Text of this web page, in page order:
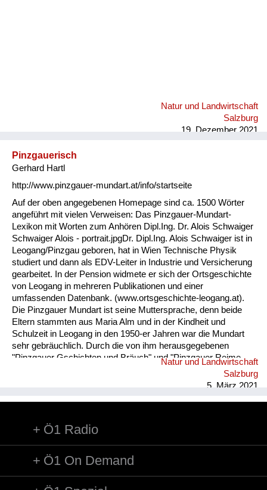
Natur und Landwirtschaft
Salzburg
19. Dezember 2021
Pinzgauerisch
Gerhard Hartl
http://www.pinzgauer-mundart.at/info/startseite
Auf der oben angegebenen Homepage sind ca. 1500 Wörter
angeführt mit vielen Verweisen: Das Pinzgauer-Mundart-
Lexikon mit Worten zum Anhören Dipl.Ing. Dr. Alois Schwaiger
Schwaiger Alois - portrait.jpgDr. Dipl.Ing. Alois Schwaiger ist in
Leogang/Pinzgau geboren, hat in Wien Technische Physik
studiert und dann als EDV-Leiter in Industrie und Versicherung
gearbeitet. In der Pension widmete er sich der Ortsgeschichte
von Leogang in mehreren Publikationen und einer
umfassenden Datenbank. (www.ortsgeschichte-leogang.at).
Die Pinzgauer Mundart ist seine Muttersprache, denn beide
Eltern stammten aus Maria Alm und in der Kindheit und
Schulzeit in Leogang in den 1950-er Jahren war die Mundart
sehr gebräuchlich. Durch die von ihm herausgegebenen
"Pinzgauer Gschichten und Bräuch" und "Pinzgauer Reime,
Sprüche und Kuchltips" der Maria Almer Mundartdichterin
Gretl Widauer (1999) wurde sein Interesse an dieser Sprache
Natur und Landwirtschaft
Salzburg
5. März 2021
Ö1 Radio
Ö1 On Demand